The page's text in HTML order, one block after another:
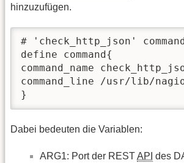
hinzuzufügen.
# 'check_http_json'
define command{
command_name
command_line /usr/lib/
}
Dabei bedeuten die Variablen:
ARG1: Port der RESTAPI des